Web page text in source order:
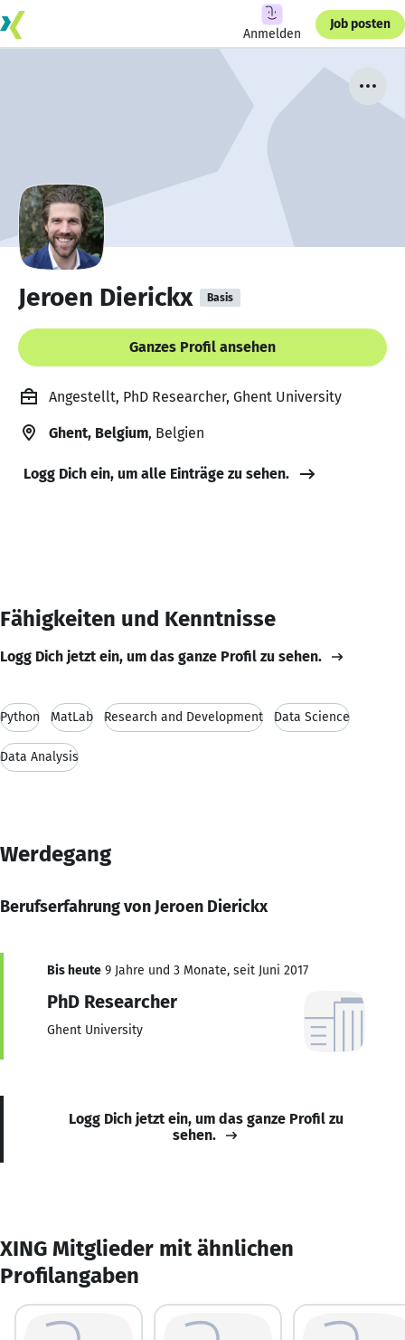
Anmelden
Job posten
Jeroen Dierickx Basis
Ganzes Profil ansehen
Angestellt, PhD Researcher, Ghent University
Ghent, Belgium, Belgien
Logg Dich ein, um alle Einträge zu sehen.
Fähigkeiten und Kenntnisse
Logg Dich jetzt ein, um das ganze Profil zu sehen.
Python MatLab Research and Development Data Science
Data Analysis
Werdegang
Berufserfahrung von Jeroen Dierickx
Bis heute 9 Jahre und 3 Monate, seit Juni 2017
PhD Researcher
Ghent University
Logg Dich jetzt ein, um das ganze Profil zu
sehen.
XING Mitglieder mit ähnlichen
Profilangaben